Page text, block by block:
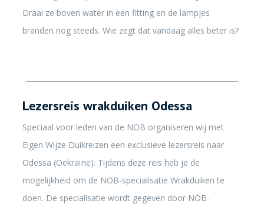
Draai ze boven water in een fitting en de lampjes
branden nog steeds. Wie zegt dat vandaag alles beter is?
Lezersreis wrakduiken Odessa
Speciaal voor leden van de NOB organiseren wij met
Eigen Wijze Duikreizen een exclusieve lezersreis naar
Odessa (Oekraïne). Tijdens deze reis heb je de
mogelijkheid om de NOB-specialisatie Wrakduiken te
doen. De specialisatie wordt gegeven door NOB-